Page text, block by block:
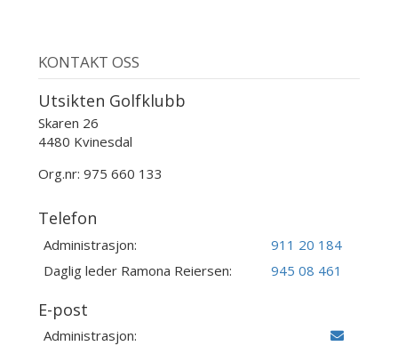
KONTAKT OSS
Utsikten Golfklubb
Skaren 26
4480 Kvinesdal
Org.nr: 975 660 133
Telefon
Administrasjon:
911 20 184
Daglig leder Ramona Reiersen:
945 08 461
E-post
Administrasjon: